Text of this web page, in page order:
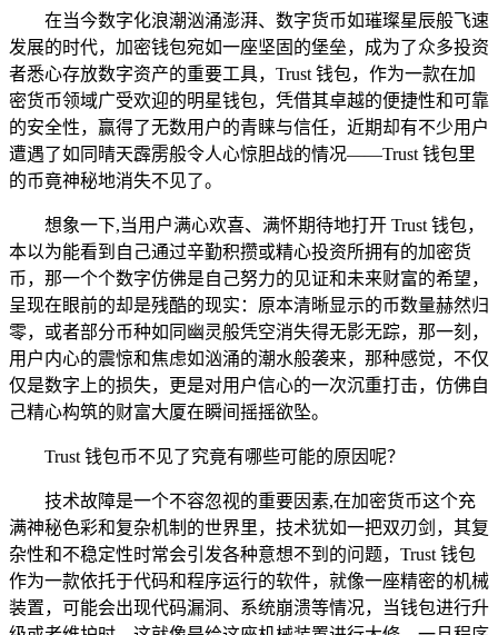
在当今数字化浪潮汹涌澎湃、数字货币如璀璨星辰般飞速
发展的时代，加密钱包宛如一座坚固的堡垒，成为了众多投资
者悉心存放数字资产的重要工具，Trust 钱包，作为一款在加
密货币领域广受欢迎的明星钱包，凭借其卓越的便捷性和可靠
的安全性，赢得了无数用户的青睐与信任，近期却有不少用户
遭遇了如同晴天霹雳般令人心惊胆战的情况——Trust 钱包里
的币竟神秘地消失不见了。
想象一下,当用户满心欢喜、满怀期待地打开 Trust 钱包，
本以为能看到自己通过辛勤积攒或精心投资所拥有的加密货
币，那一个个数字仿佛是自己努力的见证和未来财富的希望，
呈现在眼前的却是残酷的现实：原本清晰显示的币数量赫然归
零，或者部分币种如同幽灵般凭空消失得无影无踪，那一刻，
用户内心的震惊和焦虑如汹涌的潮水般袭来，那种感觉，不仅
仅是数字上的损失，更是对用户信心的一次沉重打击，仿佛自
己精心构筑的财富大厦在瞬间摇摇欲坠。
Trust 钱包币不见了究竟有哪些可能的原因呢？
技术故障是一个不容忽视的重要因素,在加密货币这个充
满神秘色彩和复杂机制的世界里，技术犹如一把双刃剑，其复
杂性和不稳定性时常会引发各种意想不到的问题，Trust 钱包
作为一款依托于代码和程序运行的软件，就像一座精密的机械
装置，可能会出现代码漏洞、系统崩溃等情况，当钱包进行升